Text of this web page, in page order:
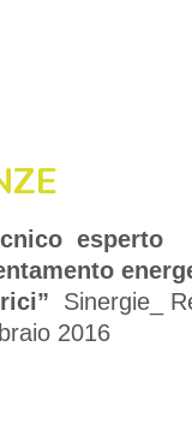
esperto
” Sinergie_
2016